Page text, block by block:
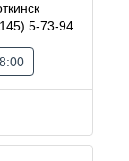
5-73-94